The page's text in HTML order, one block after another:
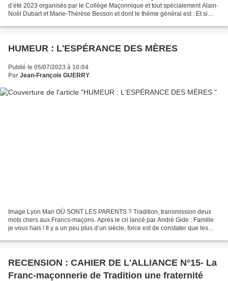
d’été 2023 organisés par le Collège Maçonnique et tout spécialement Alain-
Noël Dubart et Marie-Thérèse Besson et dont le thème général est : Et si
HUMEUR : L'ESPÉRANCE DES MÈRES
Publié le 05/07/2023 à 10:04
Par Jean-François GUERRY
Image Lyon Man OÙ SONT LES PARENTS ? Tradition, transmission deux
mots chers aux Francs-maçons. Après le cri lancé par André Gide : Famille
je vous hais ! Il y a un peu plus d’un siècle, force est de constater que les
RECENSION : CAHIER DE L'ALLIANCE N°15- La
Franc-maçonnerie de Tradition une fraternité